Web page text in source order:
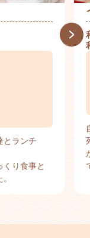
とランチ
り食事と